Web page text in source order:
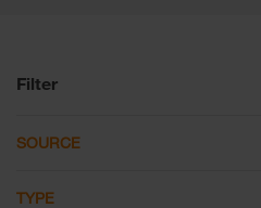
Filter
SOURCE
TYPE